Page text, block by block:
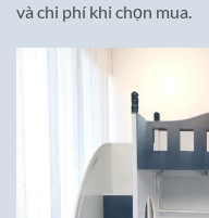
và chi phí khi chọn mua.